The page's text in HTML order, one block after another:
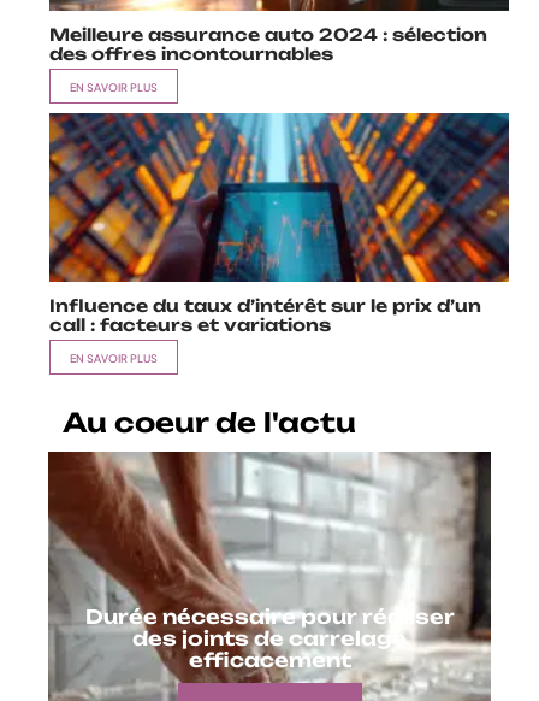
Meilleure assurance auto 2024 : sélection
des offres incontournables
EN SAVOIR PLUS
Influence du taux d’intérêt sur le prix d’un
call : facteurs et variations
EN SAVOIR PLUS
Au coeur de l'actu
Durée nécessaire pour réaliser
des joints de carrelage
efficacement